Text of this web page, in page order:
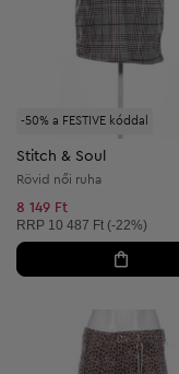
-50% a FESTIVE kóddal
Stitch & Soul
Rövid női ruha
8 149 Ft
Ajánlott ár:
RRP 10 487 Ft (-22%)